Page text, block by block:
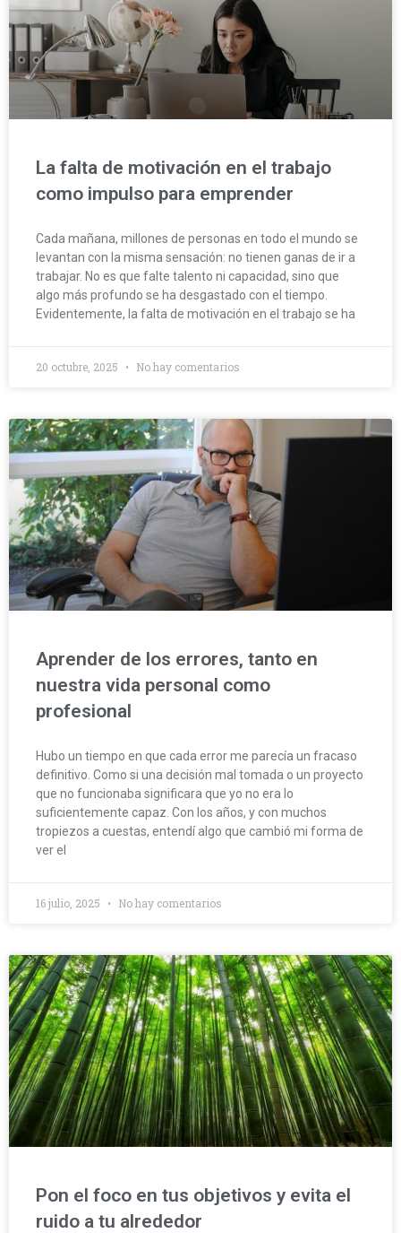
La falta de motivación en el trabajo
como impulso para emprender
Cada mañana, millones de personas en todo el mundo se
levantan con la misma sensación: no tienen ganas de ir a
trabajar. No es que falte talento ni capacidad, sino que
algo más profundo se ha desgastado con el tiempo.
Evidentemente, la falta de motivación en el trabajo se ha
20 octubre, 2025 No hay comentarios
Aprender de los errores, tanto en
nuestra vida personal como
profesional
Hubo un tiempo en que cada error me parecía un fracaso
definitivo. Como si una decisión mal tomada o un proyecto
que no funcionaba significara que yo no era lo
suficientemente capaz. Con los años, y con muchos
tropiezos a cuestas, entendí algo que cambió mi forma de
ver el
16 julio, 2025 No hay comentarios
Pon el foco en tus objetivos y evita el
ruido a tu alrededor